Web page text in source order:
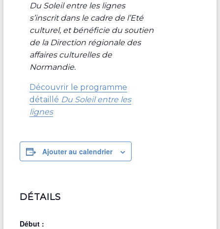
Du Soleil entre les lignes
s’inscrit dans le cadre de l’Eté
culturel, et bénéficie du soutien
de la Direction régionale des
affaires culturelles de
Normandie.
Découvrir le programme
détaillé Du Soleil entre les
lignes
Ajouter au calendrier
DÉTAILS
Début :